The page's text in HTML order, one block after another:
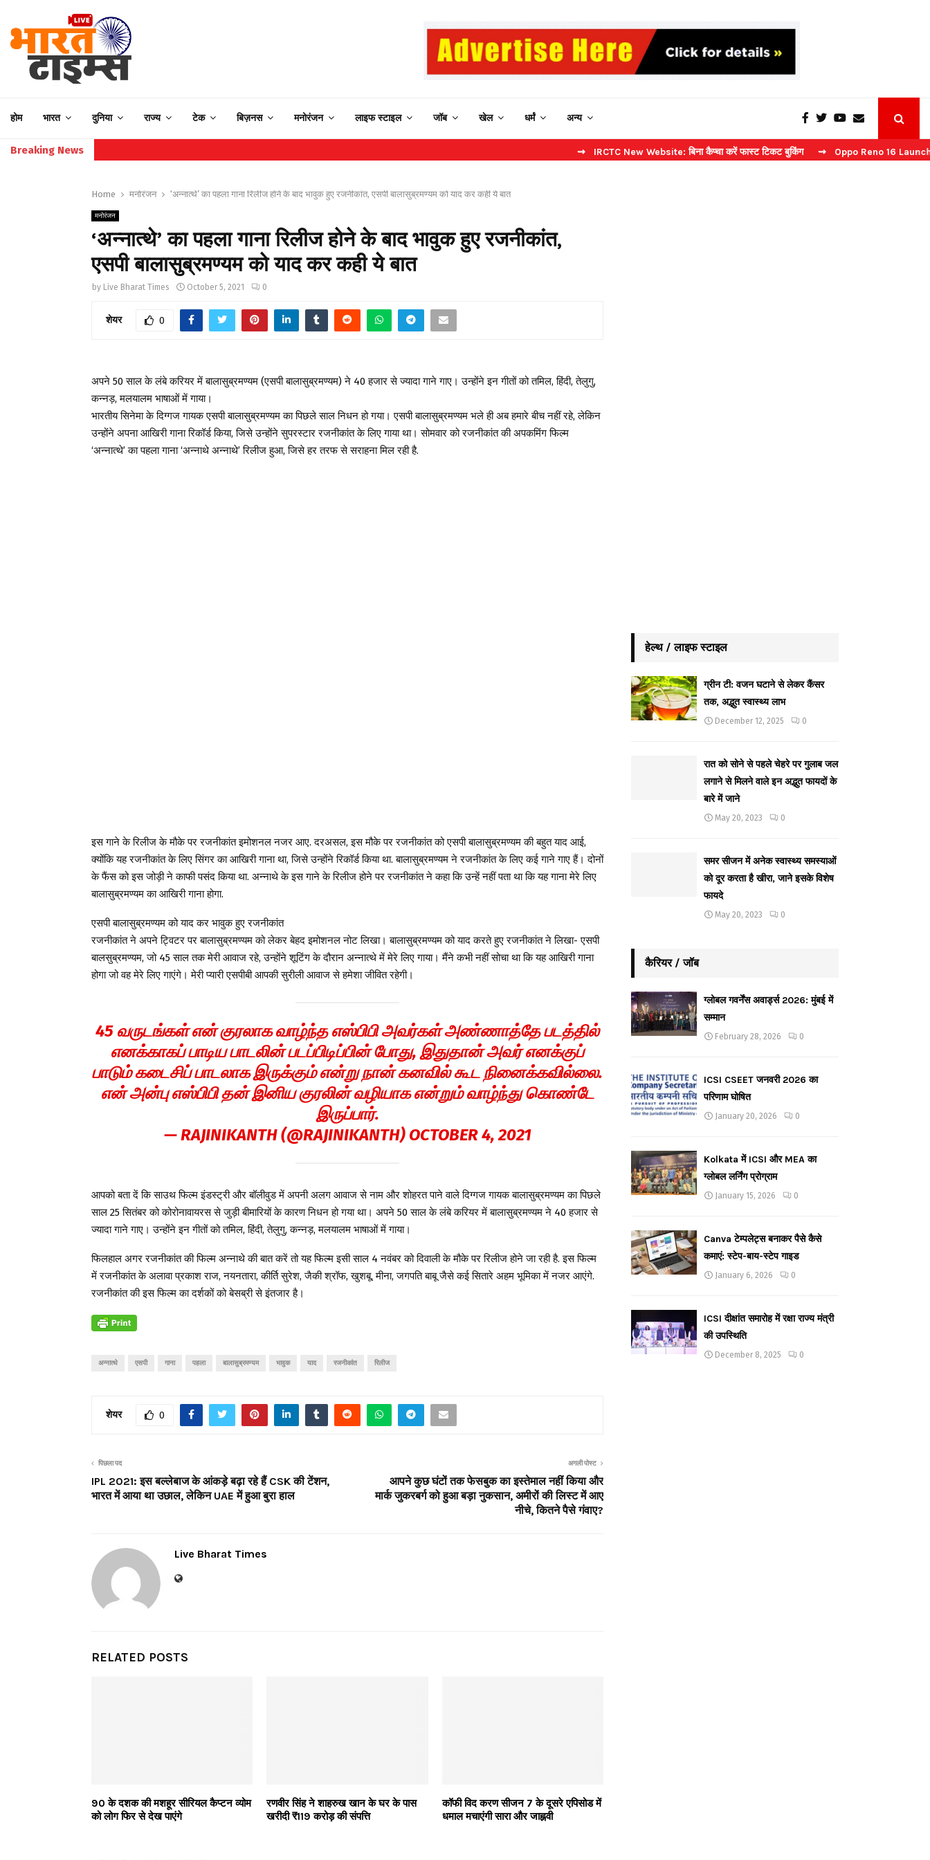
होम भारत दुनिया राज्य टेक बिज़नस मनोरंजन लाइफ स्टाइल जॉब खेल धर्मं अन्य
Breaking News ⇝ IRCTC New Website: बिना कैप्चा करें फास्ट टिकट बुकिंग ⇝ Oppo Reno 16 Launch: 2 जुलाई
Home मनोरंजन ‘अन्नात्थे’ का पहला गाना रिलीज होने के बाद भावुक हुए रजनीकांत, एसपी बालासुब्रमण्यम को याद कर कही ये बात
मनोरंजन
‘अन्नात्थे’ का पहला गाना रिलीज होने के बाद भावुक हुए रजनीकांत,
एसपी बालासुब्रमण्यम को याद कर कही ये बात
by Live Bharat Times October 5, 2021 0
शेयर 0
अपने 50 साल के लंबे करियर में बालासुब्रमण्यम (एसपी बालासुब्रमण्यम) ने 40 हजार से ज्यादा गाने गाए। उन्होंने इन गीतों को तमिल, हिंदी, तेलुगु,
कन्नड़, मलयालम भाषाओं में गाया।
भारतीय सिनेमा के दिग्गज गायक एसपी बालासुब्रमण्यम का पिछले साल निधन हो गया। एसपी बालासुब्रमण्यम भले ही अब हमारे बीच नहीं रहे, लेकिन
उन्होंने अपना आखिरी गाना रिकॉर्ड किया, जिसे उन्होंने सुपरस्टार रजनीकांत के लिए गाया था। सोमवार को रजनीकांत की अपकमिंग फिल्म
‘अन्नात्थे’ का पहला गाना ‘अन्नाथे अन्नाथे’ रिलीज हुआ, जिसे हर तरफ से सराहना मिल रही है.
इस गाने के रिलीज के मौके पर रजनीकांत इमोशनल नजर आए. दरअसल, इस मौके पर रजनीकांत को एसपी बालासुब्रमण्यम की बहुत याद आई,
क्योंकि यह रजनीकांत के लिए सिंगर का आखिरी गाना था, जिसे उन्होंने रिकॉर्ड किया था. बालासुब्रमण्यम ने रजनीकांत के लिए कई गाने गाए हैं। दोनों
के फैंस को इस जोड़ी ने काफी पसंद किया था. अन्नाथे के इस गाने के रिलीज होने पर रजनीकांत ने कहा कि उन्हें नहीं पता था कि यह गाना मेरे लिए
बालासुब्रमण्यम का आखिरी गाना होगा.
एसपी बालासुब्रमण्यम को याद कर भावुक हुए रजनीकांत
रजनीकांत ने अपने ट्विटर पर बालासुब्रमण्यम को लेकर बेहद इमोशनल नोट लिखा। बालासुब्रमण्यम को याद करते हुए रजनीकांत ने लिखा- एसपी
बालसुब्रमण्यम, जो 45 साल तक मेरी आवाज रहे, उन्होंने शूटिंग के दौरान अन्नात्थे में मेरे लिए गाया। मैंने कभी नहीं सोचा था कि यह आखिरी गाना
होगा जो वह मेरे लिए गाएंगे। मेरी प्यारी एसपीबी आपकी सुरीली आवाज से हमेशा जीवित रहेगी।
45 வருடங்கள் என் குரலாக வாழ்ந்த எஸ்பிபி அவர்கள் அண்ணாத்தே படத்தில்
எனக்காகப் பாடிய பாடலின் படப்பிடிப்பின் போது, இதுதான் அவர் எனக்குப்
பாடும் கடைசிப் பாடலாக இருக்கும் என்று நான் கனவில் கூட நினைக்கவில்லை.
என் அன்பு எஸ்பிபி தன் இனிய குரலின் வழியாக என்றும் வாழ்ந்து கொண்டே
இருப்பார்.
— RAJINIKANTH (@RAJINIKANTH) OCTOBER 4, 2021
आपको बता दें कि साउथ फिल्म इंडस्ट्री और बॉलीवुड में अपनी अलग आवाज से नाम और शोहरत पाने वाले दिग्गज गायक बालासुब्रमण्यम का पिछले
साल 25 सितंबर को कोरोनावायरस से जुड़ी बीमारियों के कारण निधन हो गया था। अपने 50 साल के लंबे करियर में बालासुब्रमण्यम ने 40 हजार से
ज्यादा गाने गाए। उन्होंने इन गीतों को तमिल, हिंदी, तेलुगु, कन्नड़, मलयालम भाषाओं में गाया।
फिलहाल अगर रजनीकांत की फिल्म अन्नाथे की बात करें तो यह फिल्म इसी साल 4 नवंबर को दिवाली के मौके पर रिलीज होने जा रही है. इस फिल्म
में रजनीकांत के अलावा प्रकाश राज, नयनतारा, कीर्ति सुरेश, जैकी श्रॉफ, खुशबू, मीना, जगपति बाबू जैसे कई सितारे अहम भूमिका में नजर आएंगे.
रजनीकांत की इस फिल्म का दर्शकों को बेसब्री से इंतजार है।
अन्नात्थे एसपी गाना पहला बालासुब्रमण्यम भावुक याद रजनीकांत रिलीज
शेयर 0
पिछला पद
IPL 2021: इस बल्लेबाज के आंकड़े बढ़ा रहे हैं CSK की टेंशन,
भारत में आया था उछाल, लेकिन UAE में हुआ बुरा हाल
अगली पोस्ट
आपने कुछ घंटों तक फेसबुक का इस्तेमाल नहीं किया और
मार्क जुकरबर्ग को हुआ बड़ा नुकसान, अमीरों की लिस्ट में आए
नीचे, कितने पैसे गंवाए?
Live Bharat Times
RELATED POSTS
90 के दशक की मशहूर सीरियल कैप्टन व्योम
को लोग फिर से देख पाएंगे
रणवीर सिंह ने शाहरुख खान के घर के पास
खरीदी ₹119 करोड़ की संपत्ति
कॉफी विद करण सीजन 7 के दूसरे एपिसोड में
धमाल मचाएंगी सारा और जाह्नवी
हेल्थ / लाइफ स्टाइल
ग्रीन टी: वजन घटाने से लेकर कैंसर
तक, अद्भुत स्वास्थ्य लाभ
December 12, 2025 0
रात को सोने से पहले चेहरे पर गुलाब जल
लगाने से मिलने वाले इन अद्भुत फायदों के
बारे में जाने
May 20, 2023 0
समर सीजन में अनेक स्वास्थ्य समस्याओं
को दूर करता है खीरा, जाने इसके विशेष
फायदे
May 20, 2023 0
कैरियर / जॉब
ग्लोबल गवर्नेंस अवार्ड्स 2026: मुंबई में
सम्मान
February 28, 2026 0
ICSI CSEET जनवरी 2026 का
परिणाम घोषित
January 20, 2026 0
Kolkata में ICSI और MEA का
ग्लोबल लर्निंग प्रोग्राम
January 15, 2026 0
Canva टेम्पलेट्स बनाकर पैसे कैसे
कमाएं: स्टेप-बाय-स्टेप गाइड
January 6, 2026 0
ICSI दीक्षांत समारोह में रक्षा राज्य मंत्री
की उपस्थिति
December 8, 2025 0